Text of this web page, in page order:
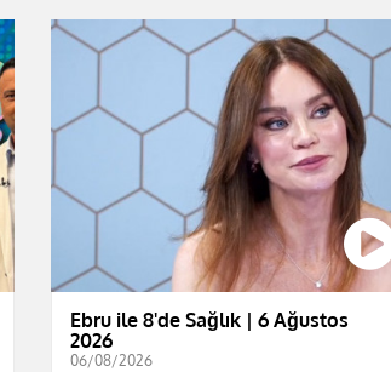
Ebru ile 8'de Sağlık | 6 Ağustos
2026
06/08/2026